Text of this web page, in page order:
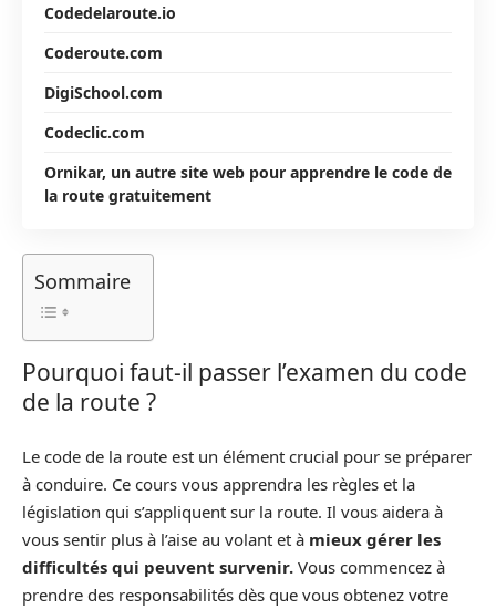
Codedelaroute.io
Coderoute.com
DigiSchool.com
Codeclic.com
Ornikar, un autre site web pour apprendre le code de
la route gratuitement
Sommaire
Pourquoi faut-il passer l’examen du code
de la route ?
Le code de la route est un élément crucial pour se préparer
à conduire. Ce cours vous apprendra les règles et la
législation qui s’appliquent sur la route. Il vous aidera à
vous sentir plus à l’aise au volant et à mieux gérer les
difficultés qui peuvent survenir. Vous commencez à
prendre des responsabilités dès que vous obtenez votre